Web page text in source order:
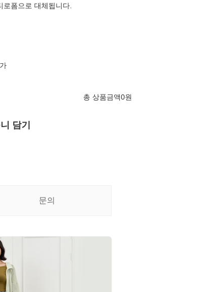
폼으로 대체됩니다.
총 상품금액0원
담기
문의